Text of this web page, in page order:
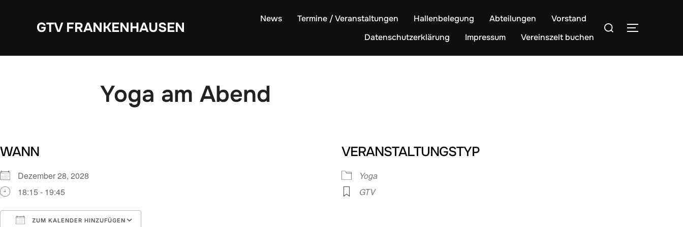
GTV FRANKENHAUSEN
News Termine / Veranstaltungen Hallenbelegung Abteilungen
Vorstand
Datenschutzerklärung
Impressum Vereinszelt buchen
Suchen
Yoga am Abend
WANN
Dezember 28, 2028
18:15 - 19:45
ZUM KALENDER HINZUFÜGEN
VERANSTALTUNGSTYP
Yoga
GTV